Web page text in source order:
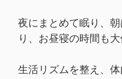
夜にまとめて眠り、
り、お昼寝の時間も大
生活リズムを整え、